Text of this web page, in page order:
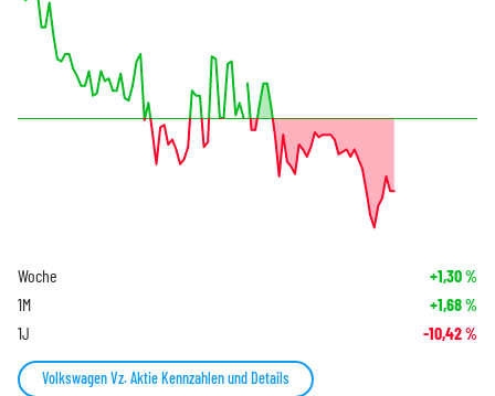
Woche +1,30%
1M +1,68%
1J -10,42%
Volkswagen Vz. Aktie Kennzahlen und Details